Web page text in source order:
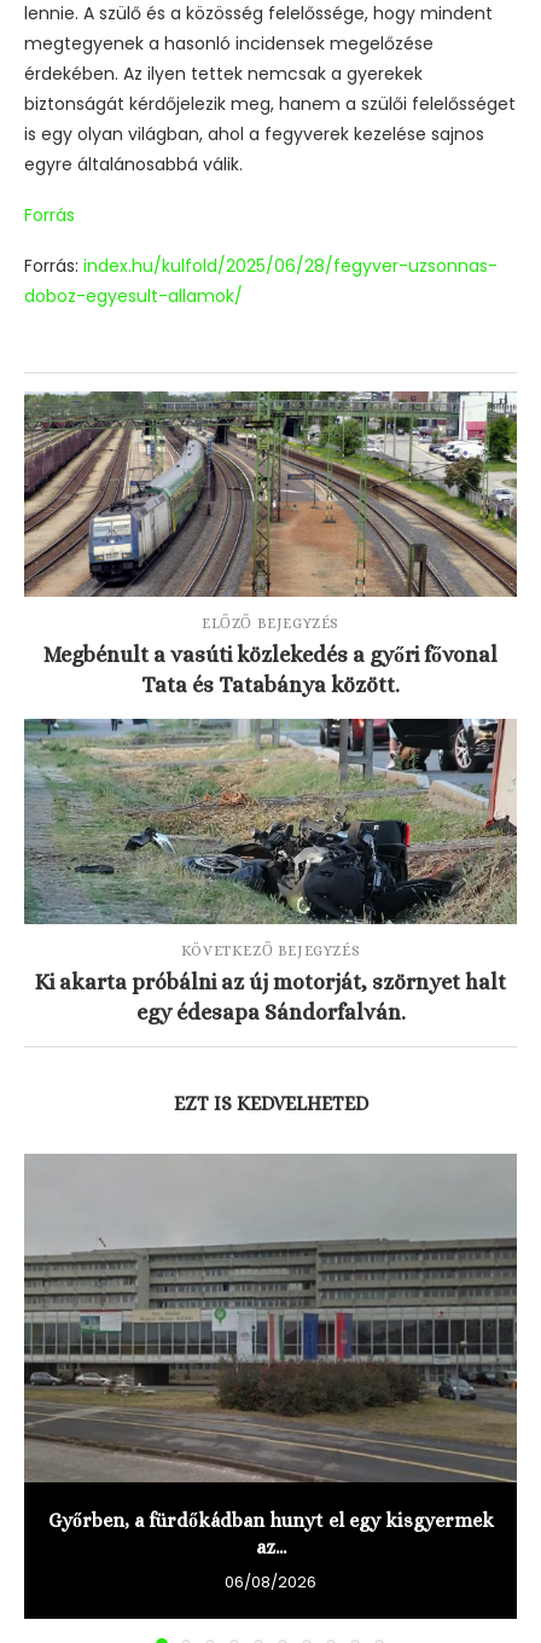
lennie. A szülő és a közösség felelőssége, hogy mindent
megtegyenek a hasonló incidensek megelőzése
érdekében. Az ilyen tettek nemcsak a gyerekek
biztonságát kérdőjelezik meg, hanem a szülői felelősséget
is egy olyan világban, ahol a fegyverek kezelése sajnos
egyre általánosabbá válik.
Forrás
Forrás: index.hu/kulfold/2025/06/28/fegyver-uzsonnas-
doboz-egyesult-allamok/
ELŐZŐ BEJEGYZÉS
Megbénult a vasúti közlekedés a győri fővonal
Tata és Tatabánya között.
KÖVETKEZŐ BEJEGYZÉS
Ki akarta próbálni az új motorját, szörnyet halt
egy édesapa Sándorfalván.
EZT IS KEDVELHETED
Győrben, a fürdőkádban hunyt el egy kisgyermek
az...
06/08/2026